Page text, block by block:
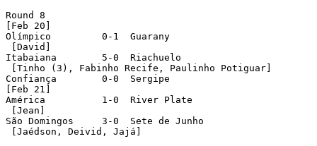
Round 8
[Feb 20]
Olímpico	 0-1  Guarany
[David]
Itabaiana	 5-0  Riachuelo
[Tinho (3), Fabinho Recife, Paulinho Potiguar]
Confiança	 0-0  Sergipe
[Feb 21]
América		 1-0  River Plate
[Jean]
São Domingos	 3-0  Sete de Junho
[Jaédson, Deivid, Jajá]